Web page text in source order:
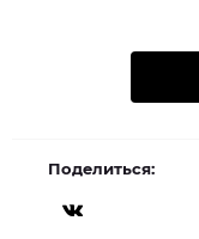
Поделиться: